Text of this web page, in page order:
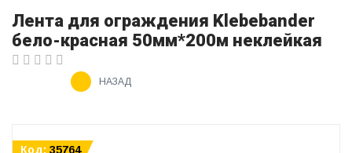
Лента для ограждения Klebebаnder
бело-красная 50мм*200м неклейкая
НАЗАД
Код: 35764